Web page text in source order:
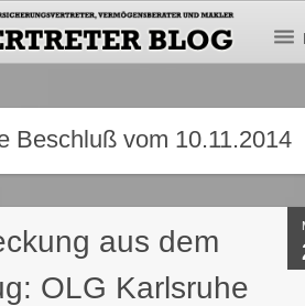
Beschluß vom 10.11.2014
aus dem
OLG Karlsruhe